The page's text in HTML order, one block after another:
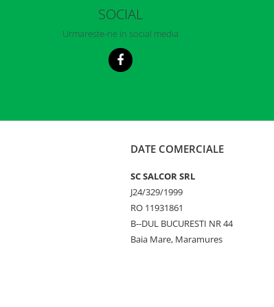
SOCIAL
Urmareste-ne in social media
DATE COMERCIALE
SC SALCOR SRL
J24/329/1999
RO 11931861
B--DUL BUCURESTI NR 44
Baia Mare, Maramures